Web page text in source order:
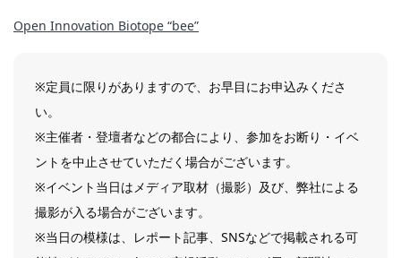
Open Innovation Biotope “bee”
※定員に限りがありますので、お早目にお申込みくださ
い。
※主催者・登壇者などの都合により、参加をお断り・イベ
ントを中止させていただく場合がございます。
※イベント当日はメディア取材（撮影）及び、弊社による
撮影が入る場合がございます。
※当日の模様は、レポート記事、SNSなどで掲載される可